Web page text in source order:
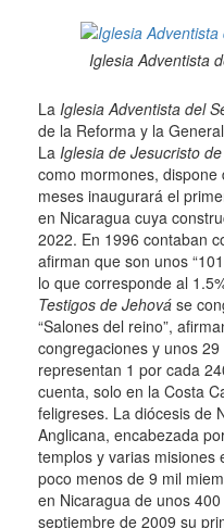
Iglesia Adventista
La Iglesia Adventista del
de la Reforma y la
La Iglesia de Jesucristo
como mormones,
meses inaugurará el
en Nicaragua cuya
2022. En 1996 contaban
afirman que son unos
lo que corresponde al
Testigos de Jehová se
“Salones del reino”,
congregaciones y unos
representan 1 por cada
cuenta, solo en la Costa
feligreses. La diócesis de
Anglicana, encabezada
templos y varias misiones
poco menos de 9 mil
en Nicaragua de unos
septiembre de 2009 su